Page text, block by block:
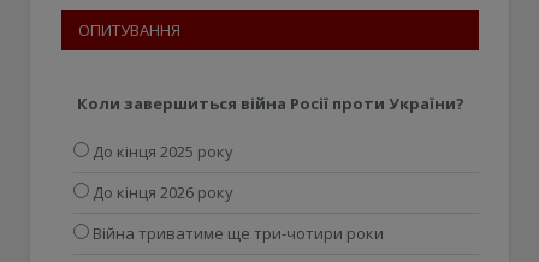
ОПИТУВАННЯ
Коли завершиться війна Росії проти України?
До кінця 2025 року
До кінця 2026 року
Війна триватиме ще три-чотири роки